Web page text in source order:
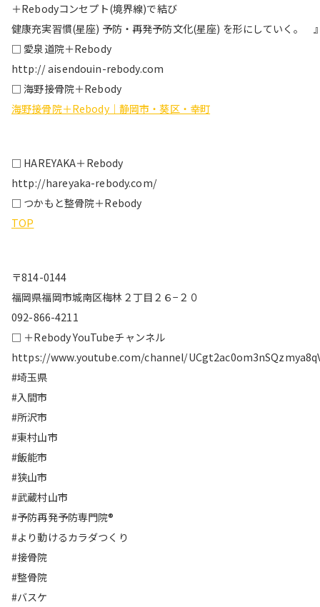
＋Rebodyコンセプト(境界線)で結び
健康充実習慣(星座) 予防・再発予防文化(星座) を形にしていく。
□ 愛泉道院＋Rebody
http:// aisendouin-rebody.com
□ 海野接骨院＋Rebody
海野接骨院＋Rebody｜静岡市・葵区・幸町
□ HAREYAKA＋Rebody
http://hareyaka-rebody.com/
□ つかもと整骨院＋Rebody
TOP
〒814-0144
福岡県福岡市城南区梅林２丁目２６−２０
092-866-4211
□ ＋Rebody YouTubeチャンネル
https://www.youtube.com/channel/
#埼玉県
#入間市
#所沢市
#東村山市
#飯能市
#狭山市
#武蔵村山市
#予防再発予防専門院®︎
#より動けるカラダつくり
#接骨院
#整骨院
#バスケ